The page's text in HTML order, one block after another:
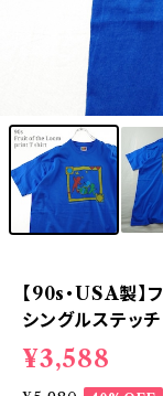
【90s・USA製
シングルステッ
¥3,588